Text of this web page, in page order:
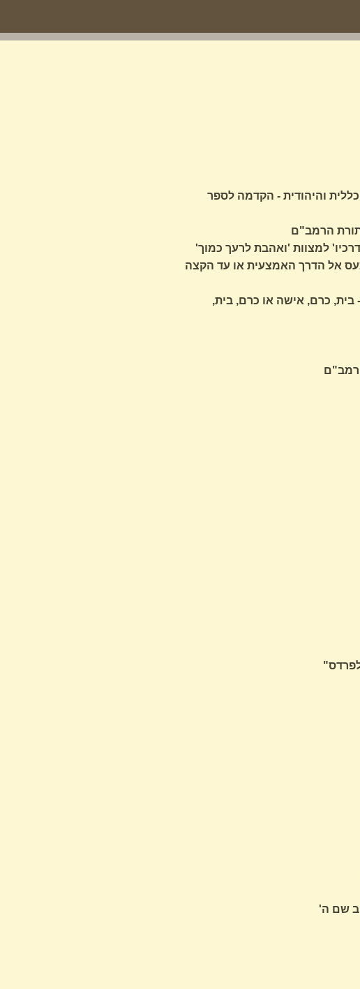
והיהודית - הקדמה לספר
תורת הרמב"ם
למצוות 'ואהבת לרעך כמוך'
אל הדרך האמצעית או עד הקצה
בית, כרם, אישה או כרם, בית,
שם ה'